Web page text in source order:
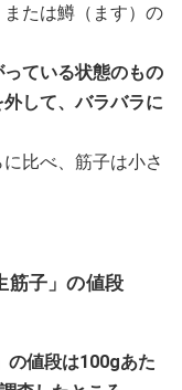
たは鱒（ます）の
ている状態のもの
して、バラバラに
比べ、筋子は小さ
筋子」の値段
の値段は100gあた